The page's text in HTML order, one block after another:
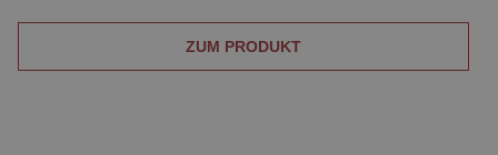
ZUM PRODUKT